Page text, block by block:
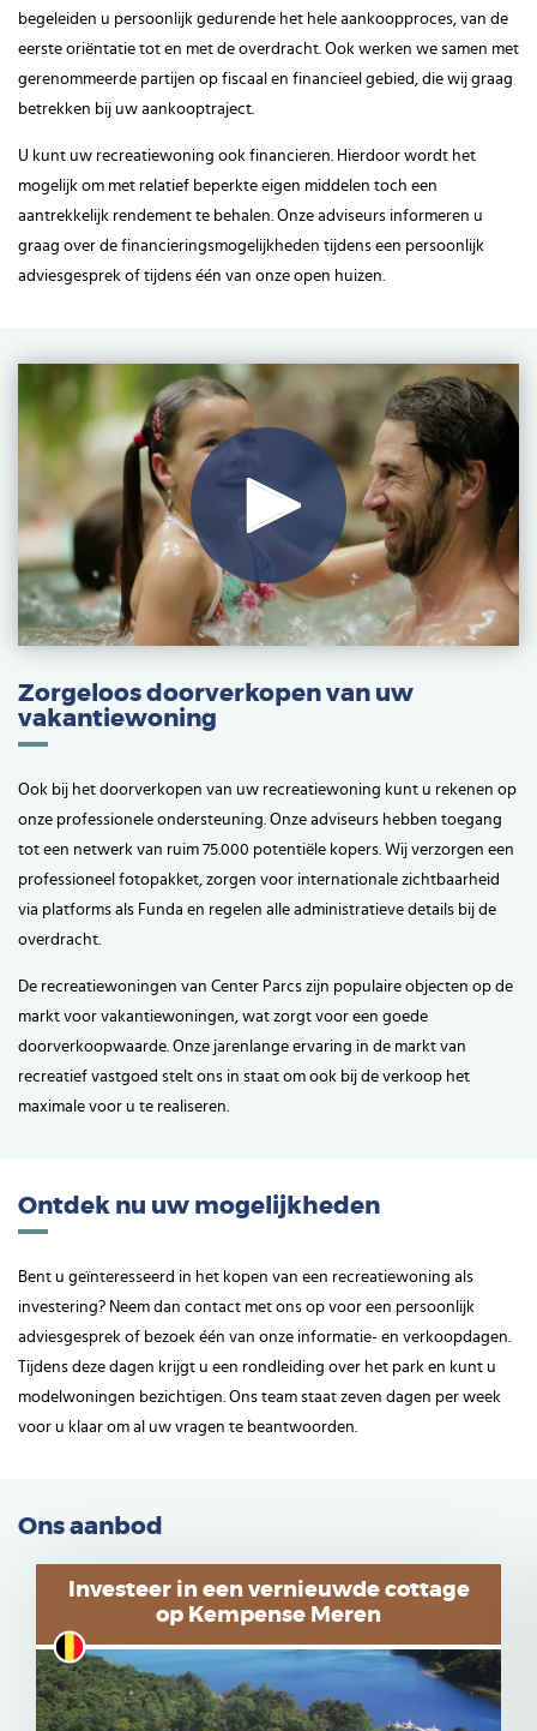
begeleiden u persoonlijk gedurende het hele aankoopproces, van de
eerste oriëntatie tot en met de overdracht. Ook werken we samen met
gerenommeerde partijen op fiscaal en financieel gebied, die wij graag
betrekken bij uw aankooptraject.
U kunt uw recreatiewoning ook financieren. Hierdoor wordt het
mogelijk om met relatief beperkte eigen middelen toch een
aantrekkelijk rendement te behalen. Onze adviseurs informeren u
graag over de financieringsmogelijkheden tijdens een persoonlijk
adviesgesprek of tijdens één van onze open huizen.
Play
Video
Zorgeloos doorverkopen van uw
vakantiewoning
Ook bij het doorverkopen van uw recreatiewoning kunt u rekenen op
onze professionele ondersteuning. Onze adviseurs hebben toegang
tot een netwerk van ruim 75.000 potentiële kopers. Wij verzorgen een
professioneel fotopakket, zorgen voor internationale zichtbaarheid
via platforms als Funda en regelen alle administratieve details bij de
overdracht.
De recreatiewoningen van Center Parcs zijn populaire objecten op de
markt voor vakantiewoningen, wat zorgt voor een goede
doorverkoopwaarde. Onze jarenlange ervaring in de markt van
recreatief vastgoed stelt ons in staat om ook bij de verkoop het
maximale voor u te realiseren.
Ontdek nu uw mogelijkheden
Bent u geïnteresseerd in het kopen van een recreatiewoning als
investering? Neem dan contact met ons op voor een persoonlijk
adviesgesprek of bezoek één van onze informatie- en verkoopdagen.
Tijdens deze dagen krijgt u een rondleiding over het park en kunt u
modelwoningen bezichtigen. Ons team staat zeven dagen per week
voor u klaar om al uw vragen te beantwoorden.
Ons aanbod
Investeer in een vernieuwde cottage
op Kempense Meren